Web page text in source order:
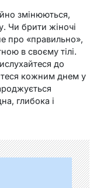
змінюються,
Чи брити жіночі
про «правильно»,
в своєму тілі.
до
кожним днем у
глибока і